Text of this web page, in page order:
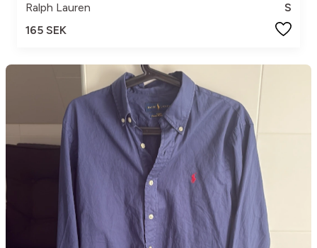
Ralph Lauren
S
165 SEK